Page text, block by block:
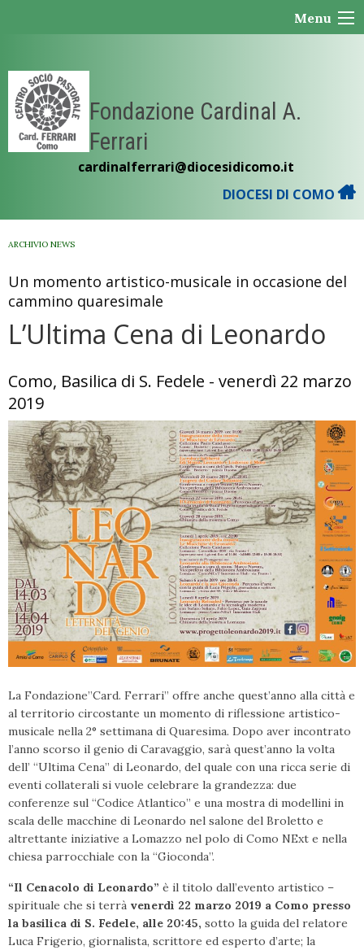
Menu
Fondazione Cardinal A.
Ferrari
cardinalferrari@diocesidicomo.it
DIOCESI DI COMO
ARCHIVIO NEWS
Un momento artistico-musicale in occasione del
cammino quaresimale
L’Ultima Cena di Leonardo
Como, Basilica di S. Fedele - venerdì 22 marzo
2019
La Fondazione”Card. Ferrari” offre anche quest’anno alla città e
al territorio circostante un momento di riflessione artistico-
musicale nella 2° settimana di Quaresima. Dopo aver incontrato
l’anno scorso il genio di Caravaggio, sarà quest’anno la volta
dell’ “Ultima Cena” di Leonardo, del quale con una ricca serie di
eventi collaterali si vuole celebrare la grandezza: due
conferenze sul “Codice Atlantico” e una mostra di modellini in
scala delle macchine di Leonardo nel salone del Broletto e
altrettante iniziative a Lomazzo nel polo di Como NExt e nella
chiesa parrocchiale con la “Gioconda”.
“Il Cenacolo di Leonardo” è il titolo dall’evento artistico –
spirituale che si terrà venerdì 22 marzo 2019 a Como presso
la basilica di S. Fedele, alle 20:45, sotto la guida del relatore
Luca Frigerio, giornalista, scrittore ed esperto d’arte; la